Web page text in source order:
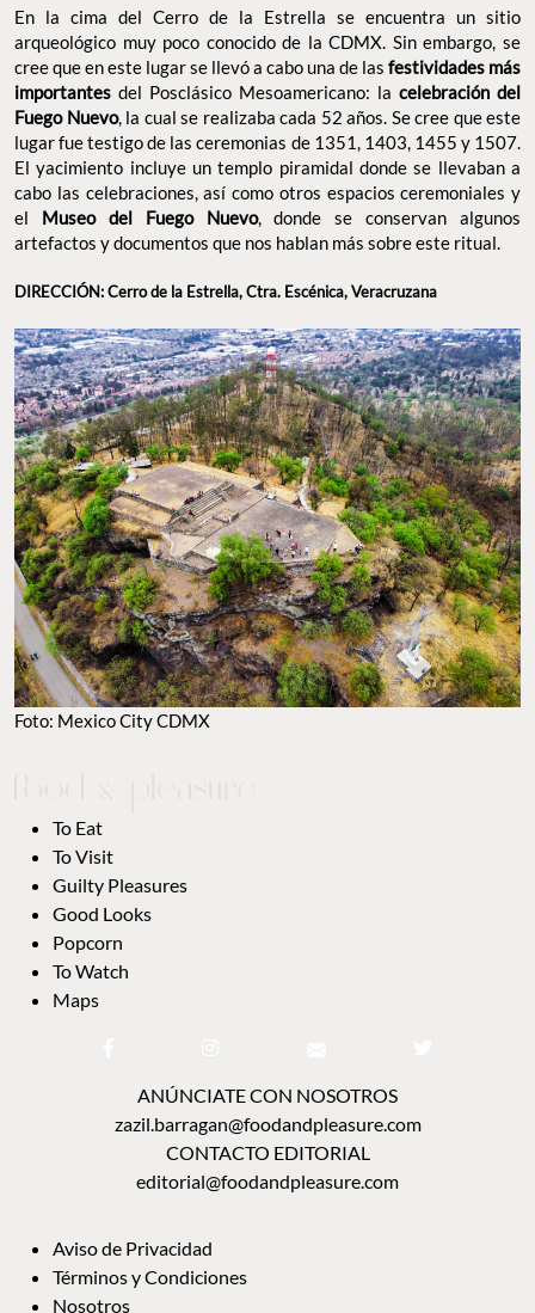
En la cima del Cerro de la Estrella se encuentra un sitio
arqueológico muy poco conocido de la CDMX. Sin embargo, se
cree que en este lugar se llevó a cabo una de las festividades más
importantes del Posclásico Mesoamericano: la celebración del
Fuego Nuevo, la cual se realizaba cada 52 años. Se cree que este
lugar fue testigo de las ceremonias de 1351, 1403, 1455 y 1507.
El yacimiento incluye un templo piramidal donde se llevaban a
cabo las celebraciones, así como otros espacios ceremoniales y
el Museo del Fuego Nuevo, donde se conservan algunos
artefactos y documentos que nos hablan más sobre este ritual.
DIRECCIÓN: Cerro de la Estrella, Ctra. Escénica, Veracruzana
Foto: Mexico City CDMX
To Eat
To Visit
Guilty Pleasures
Good Looks
Popcorn
To Watch
Maps
ANÚNCIATE CON NOSOTROS
zazil.barragan@foodandpleasure.com
CONTACTO EDITORIAL
editorial@foodandpleasure.com
Aviso de Privacidad
Términos y Condiciones
Nosotros